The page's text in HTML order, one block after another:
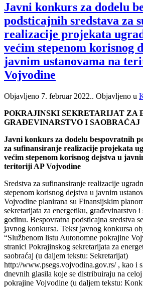
Javni konkurs za dodelu
podsticajnih sredstava za
realizacije projekata
većim stepenom korisnog
javnim ustanovama na
Vojvodine
Objavljeno 7. februar 2022.. Objavljeno u
POKRAJINSKI SEKRETARIJAT ZA
GRAĐEVINARSTVO I SAOBRAĆAJ
Javni konkurs za dodelu bespovratnih
za sufinansiranje realizacije projekata
većim stepenom korisnog dejstva u
teritoriji AP Vojvodine
Sredstva za sufinansiranje realizacije
stepenom korisnog dejstva u javnim
Vojvodine planirana su Finansijskim
sekretarijata za energetiku, građevinarstvo i
godinu. Bespovratna podsticajna sredstva
javnog konkursa. Tekst javnog konkursa
“Službenom listu Autonomne pokrajine
stranici Pokrajinskog sekretarijata za
saobraćaj (u daljem tekstu: Sekretarijat)
http://www.psegs.vojvodina.gov.rs/ , kao i
dnevnih glasila koje se distribuiraju na
pokrajine Vojvodine (u daljem tekstu: